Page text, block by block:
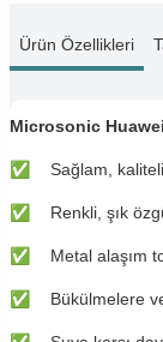
Ürün Özellikleri
Microsonic
✅ ​​Sağlam,
✅ ​​Renkli, şık
✅ ​​Metal alaşım
✅ ​​Bükülmelere